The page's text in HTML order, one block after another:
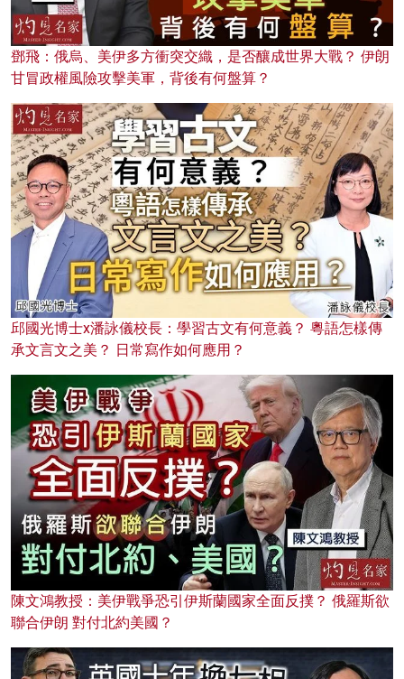
鄧飛：俄烏、美伊多方衝突交織，是否釀成世界大戰？ 伊朗
甘冒政權風險攻擊美軍，背後有何盤算？
邱國光博士x潘詠儀校長：學習古文有何意義？ 粵語怎樣傳
承文言文之美？ 日常寫作如何應用？
陳文鴻教授：美伊戰爭恐引伊斯蘭國家全面反撲？ 俄羅斯欲
聯合伊朗 對付北約美國？